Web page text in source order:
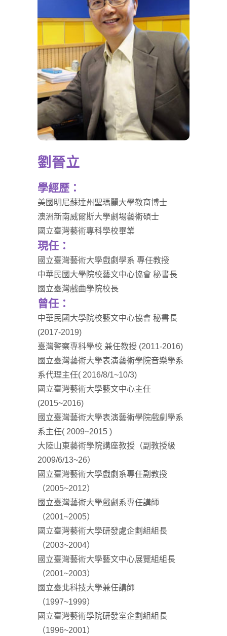
劉晉立
學經歷：
美國明尼蘇達州聖瑪麗大學教育博士
澳洲新南威爾斯大學劇場藝術碩士
國立臺灣藝術專科學校畢業
現任：
國立臺灣藝術大學戲劇學系 專任教授
中華民國大學院校藝文中心協會 秘書長
國立臺灣戲曲學院校長
曾任：
中華民國大學院校藝文中心協會 秘書長
(2017-2019)
臺灣警察專科學校 兼任教授 (2011-2016)
國立臺灣藝術大學表演藝術學院音樂學系
系代理主任( 2016/8/1~10/3)
國立臺灣藝術大學藝文中心主任
(2015~2016)
國立臺灣藝術大學表演藝術學院戲劇學系
系主任( 2009~2015 )
大陸山東藝術學院講座教授（副教授級
2009/6/13~26）
國立臺灣藝術大學戲劇系專任副教授
（2005~2012）
國立臺灣藝術大學戲劇系專任講師
（2001~2005）
國立臺灣藝術大學研發處企劃組組長
（2003~2004）
國立臺灣藝術大學藝文中心展覽組組長
（2001~2003）
國立臺北科技大學兼任講師
（1997~1999）
國立臺灣藝術學院研發室企劃組組長
（1996~2001）